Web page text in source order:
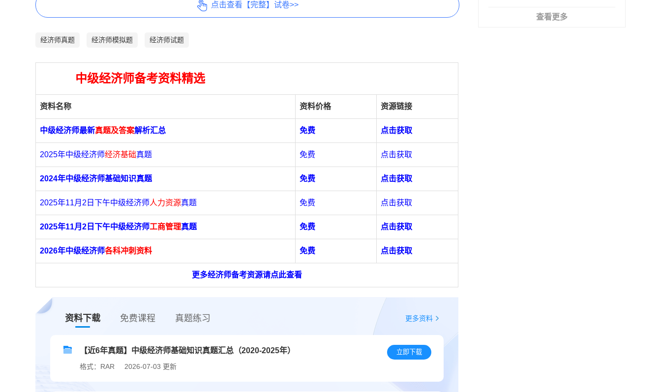
点击查看【完整】试卷>>
经济师真题 经济师模拟题 经济师试题
中级经济师备考资料精选
资料名称 资料价格 资源链接
中级经济师最新真题及答案解析汇总 免费 点击获取
2025年中级经济师经济基础真题 免费 点击获取
2024年中级经济师基础知识真题 免费 点击获取
2025年11月2日下午中级经济师人力资源真题 免费 点击获取
2025年11月2日下午中级经济师工商管理真题 免费 点击获取
2026年中级经济师各科冲刺资料 免费 点击获取
更多经济师备考资源请点此查看
资料下载 免费课程 真题练习 更多资料
【近6年真题】中级经济师基础知识真题汇总（2020-2025年）
格式：RAR 2026-07-03 更新
立即下载
查看更多